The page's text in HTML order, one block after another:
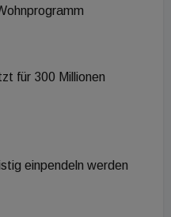
für 300 Millionen
einpendeln werden